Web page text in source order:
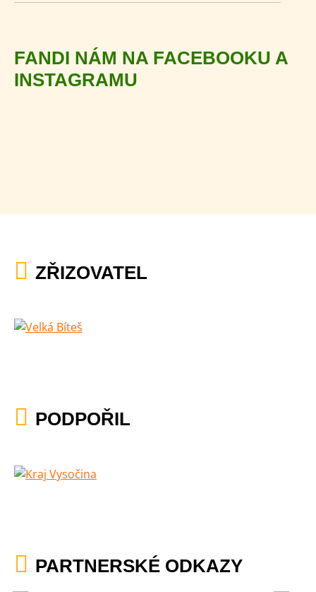
FANDI NÁM NA FACEBOOKU A
INSTAGRAMU
ZŘIZOVATEL
PODPOŘIL
PARTNERSKÉ ODKAZY